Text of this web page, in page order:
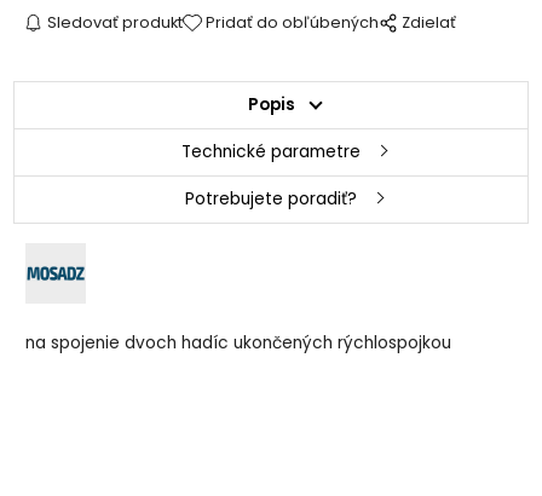
Sledovať produkt Pridať do obľúbených Zdielať
Popis
Technické parametre
Potrebujete poradiť?
na spojenie dvoch hadíc ukončených rýchlospojkou